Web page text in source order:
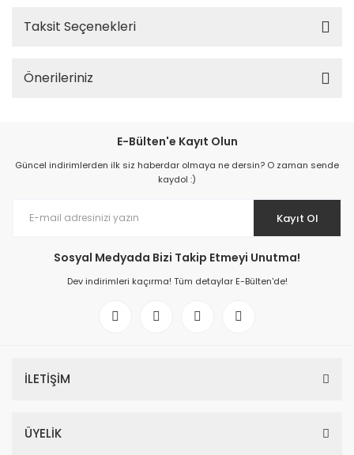
Taksit Seçenekleri
Önerileriniz
E-Bülten'e Kayıt Olun
Güncel indirimlerden ilk siz haberdar olmaya ne dersin? O zaman sende
kaydol :)
Kayıt Ol
Sosyal Medyada Bizi Takip Etmeyi Unutma!
Dev indirimleri kaçırma! Tüm detaylar E-Bülten'de!
İLETİŞİM
ÜYELİK